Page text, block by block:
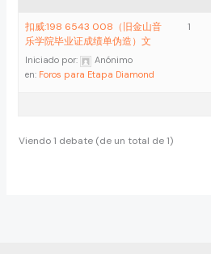
扣威:198 6543 008（旧金山音
乐学院毕业证成绩单伪造）文
Iniciado por:
Anónimo
en: Foros para Etapa Diamond
1
Viendo 1 debate (de un total de 1)